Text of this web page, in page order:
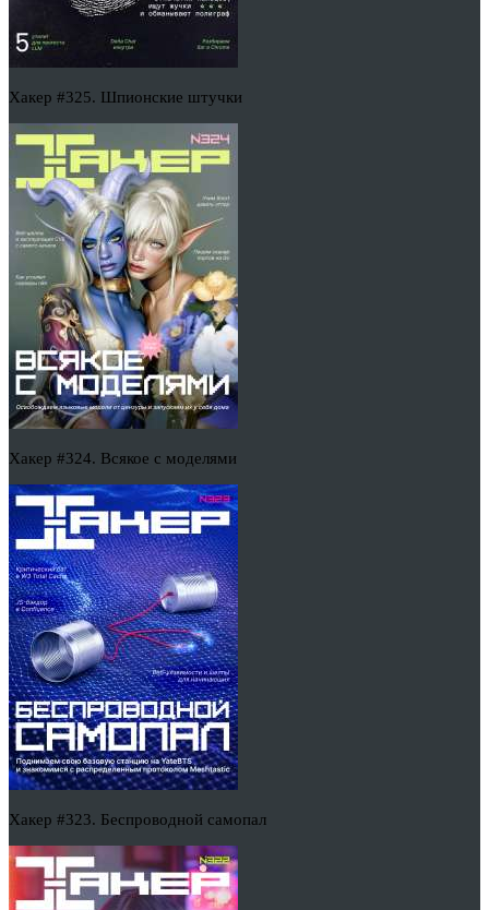
Хакер #325. Шпионские штучки
Хакер #324. Всякое с моделями
Хакер #323. Беспроводной самопал